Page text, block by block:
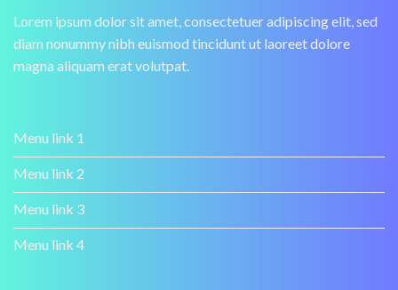
Lorem ipsum dolor sit amet, consectetuer adipiscing elit, sed
diam nonummy nibh euismod tincidunt ut laoreet dolore
magna aliquam erat volutpat.
Menu link 1
Menu link 2
Menu link 3
Menu link 4